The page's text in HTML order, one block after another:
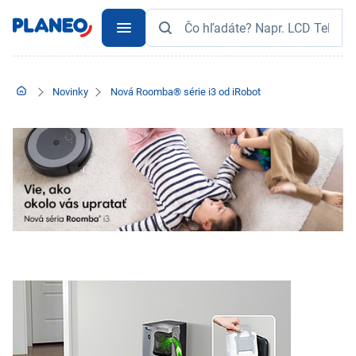
Novinky Nová Roomba® série i3 od iRobot